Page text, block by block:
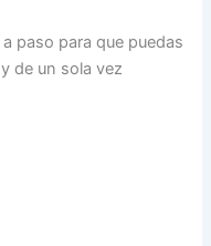
paso para que puedas
de un sola vez